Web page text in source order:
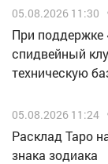
05.08.2026 11:30
При поддержке
спидвейный
техническую
05.08.2026 11:24
Расклад Таро
знака зодиака